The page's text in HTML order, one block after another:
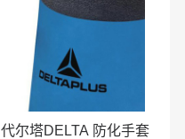
代尔塔DELTA 防化手套